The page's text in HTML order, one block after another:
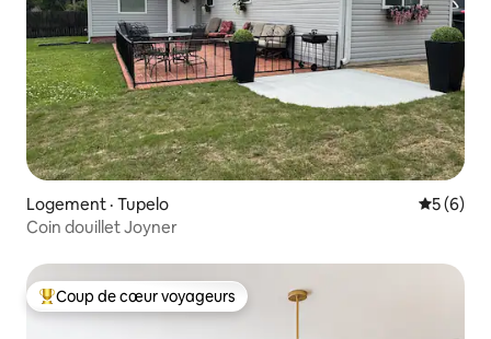
Logement · Tupelo Note
5 (6)
Coin douillet Joyner
Coup de cœur voyageurs parmi les plus aimés
Coup de cœur voyageurs